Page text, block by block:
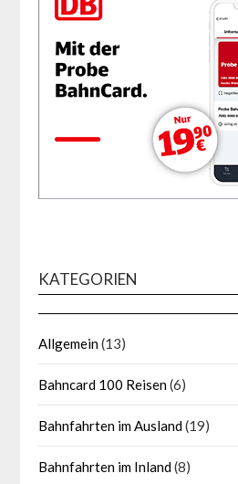
KATEGORIEN
Allgemein(13)
Bahncard 100 Reisen(6)
Bahnfahrten im Ausland(19)
Bahnfahrten im Inland(8)